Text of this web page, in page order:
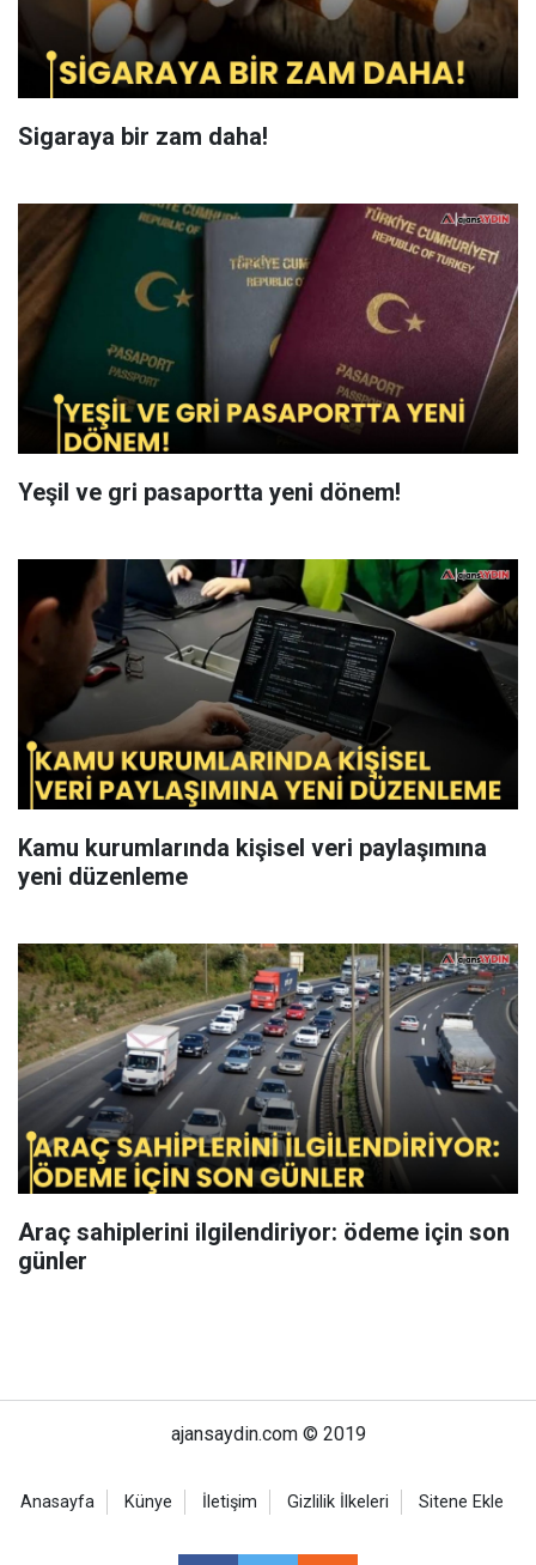
Sigaraya bir zam daha!
Yeşil ve gri pasaportta yeni dönem!
Kamu kurumlarında kişisel veri paylaşımına
yeni düzenleme
Araç sahiplerini ilgilendiriyor: ödeme için son
günler
ajansaydin.com © 2019
Anasayfa Künye İletişim Gizlilik İlkeleri Sitene Ekle